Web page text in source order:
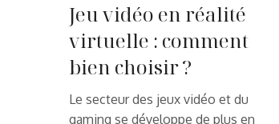
Jeu vidéo en réalité
virtuelle : comment
bien choisir ?
Le secteur des jeux vidéo et du
gaming se développe de plus en